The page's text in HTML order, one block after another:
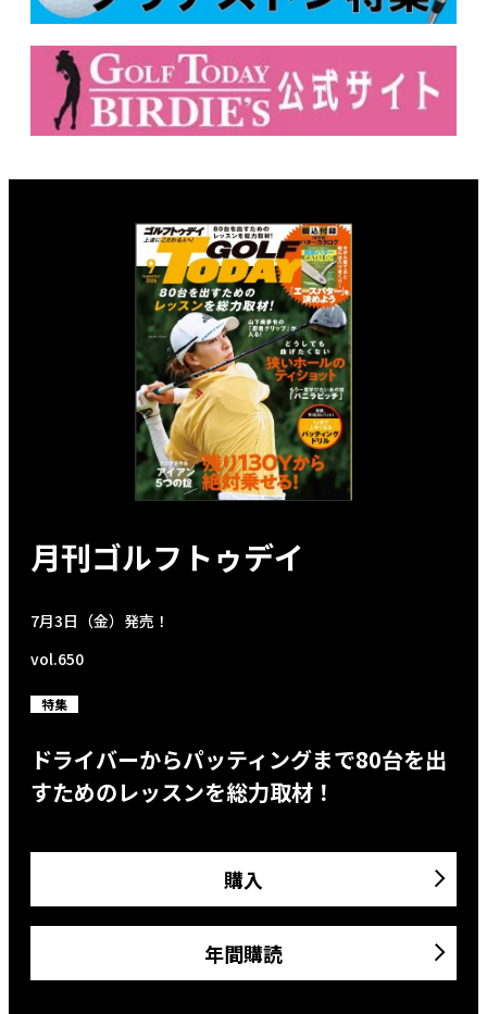
月刊ゴルフトゥデイ
7月3日（金）発売！
vol.650
特集
ドライバーからパッティングまで80台を出
すためのレッスンを総力取材！
購入
年間購読